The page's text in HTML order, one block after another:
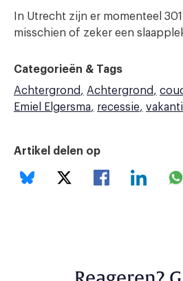
In Utrecht zijn er momenteel
misschien of zeker een
Categorieën & Tags
Achtergrond
Achtergrond
Emiel Elgersma
recessie
Artikel delen op